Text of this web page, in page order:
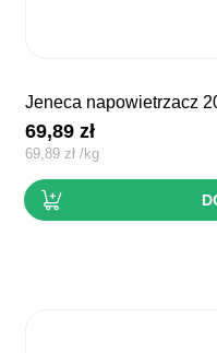
jeneca napowietrzacz
69,89zł
69,89 zł /kg